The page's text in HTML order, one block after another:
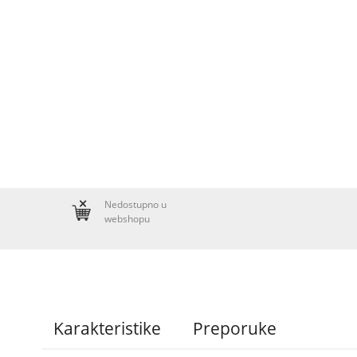
Nedostupno u
webshopu
Karakteristike Preporuke